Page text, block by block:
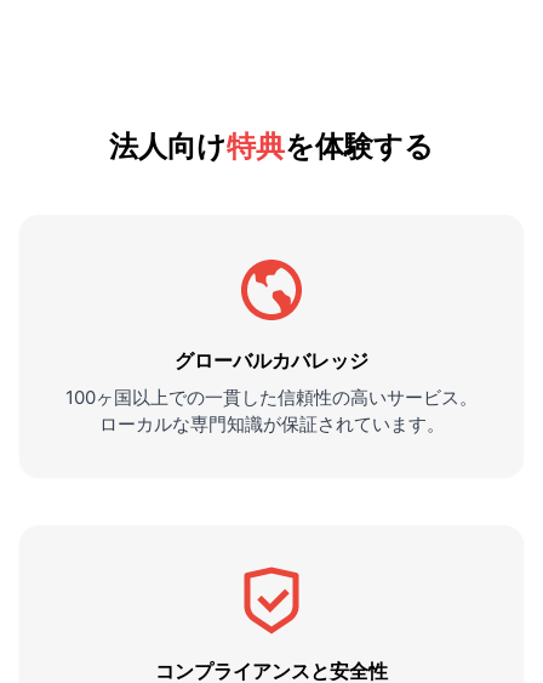
法人向け特典を体験する
グローバルカバレッジ
100ヶ国以上での一貫した信頼性の高いサービス。
ローカルな専門知識が保証されています。
コンプライアンスと安全性